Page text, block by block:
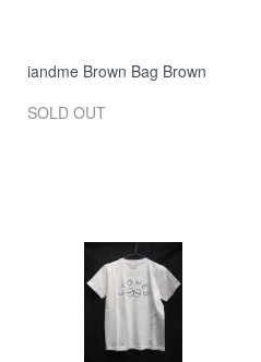
iandme Brown Bag Brown
SOLD OUT